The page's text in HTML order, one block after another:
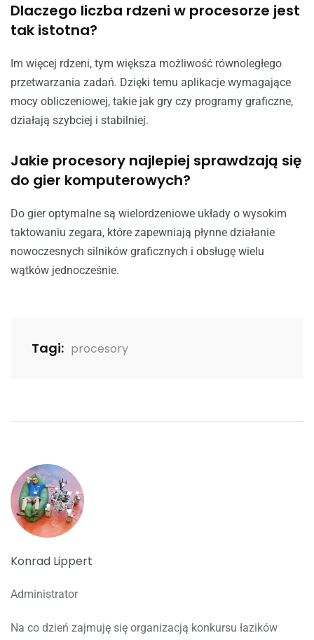
Dlaczego liczba rdzeni w procesorze jest
tak istotna?
Im więcej rdzeni, tym większa możliwość równoległego
przetwarzania zadań. Dzięki temu aplikacje wymagające
mocy obliczeniowej, takie jak gry czy programy graficzne,
działają szybciej i stabilniej.
Jakie procesory najlepiej sprawdzają się
do gier komputerowych?
Do gier optymalne są wielordzeniowe układy o wysokim
taktowaniu zegara, które zapewniają płynne działanie
nowoczesnych silników graficznych i obsługę wielu
wątków jednocześnie.
Tagi: procesory
Konrad Lippert
Administrator
Na co dzień zajmuję się organizacją konkursu łazików